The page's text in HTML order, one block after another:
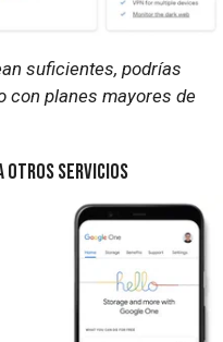
suficientes, podrías
con planes mayores de
otros servicios